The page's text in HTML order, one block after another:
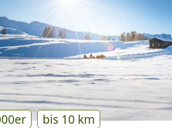
bis 10 km